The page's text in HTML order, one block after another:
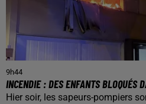
9h44
INCENDIE : DES ENFANTS BLOQUÉS
Hier soir, les sapeurs-pompiers